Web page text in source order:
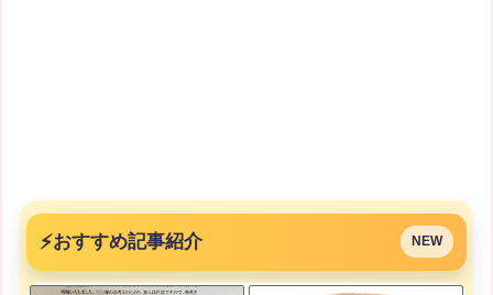
⚡おすすめ記事紹介 NEW